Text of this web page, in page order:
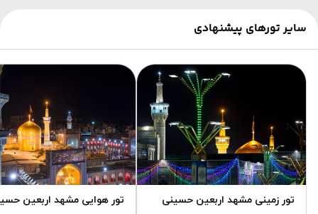
سایر تورهای پیشنهادی
تور زمینی مشهد اربعین حسینی تور هوایی مشهد اربعین